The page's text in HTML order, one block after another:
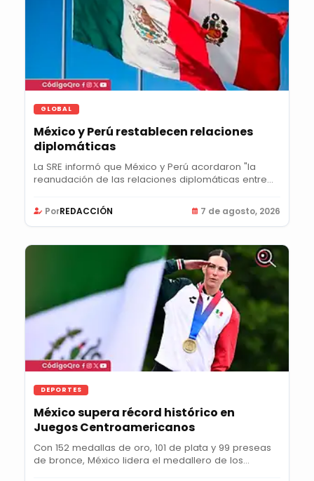
GLOBAL
México y Perú restablecen relaciones
diplomáticas
La SRE informó que México y Perú acordaron "la
reanudación de las relaciones diplomáticas entre...
PorREDACCIÓN 7 de agosto, 2026
DEPORTES
México supera récord histórico en
Juegos Centroamericanos
Con 152 medallas de oro, 101 de plata y 99 preseas
de bronce, México lidera el medallero de los...